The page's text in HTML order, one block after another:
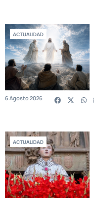
ACTUALIDAD
6 Agosto 2026
ACTUALIDAD